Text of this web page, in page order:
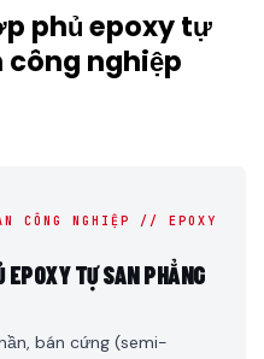
phủ epoxy tự
công nghiệp
CÔNG NGHIỆP // EPOXY
EPOXY TỰ SAN PHẲNG
bán cứng (semi-